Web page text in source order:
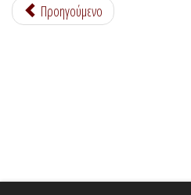
Προηγούμενο